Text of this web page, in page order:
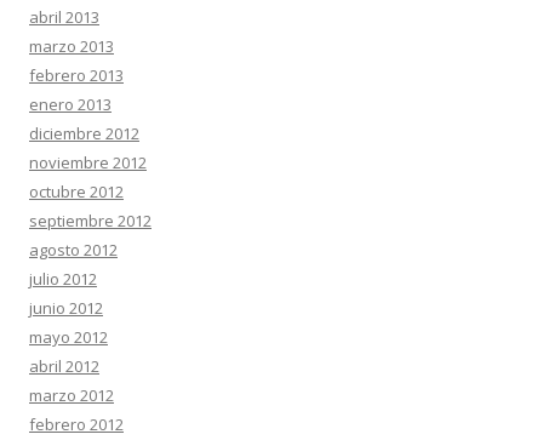
abril 2013
marzo 2013
febrero 2013
enero 2013
diciembre 2012
noviembre 2012
octubre 2012
septiembre 2012
agosto 2012
julio 2012
junio 2012
mayo 2012
abril 2012
marzo 2012
febrero 2012